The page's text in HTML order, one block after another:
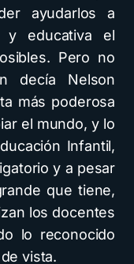
ayudarlos a
y educativa el
Pero no
decía Nelson
más poderosa
el mundo, y lo
Infantil,
y a pesar
que tiene,
los docentes
lo reconocido
vista.